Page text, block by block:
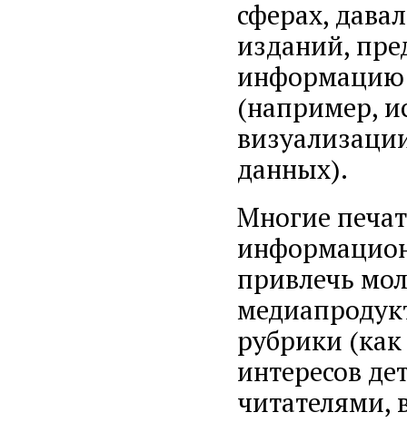
сферах,
изданий,
информацию
(например,
данных).
Многие
привлечь
рубрики
интересов
читателями,